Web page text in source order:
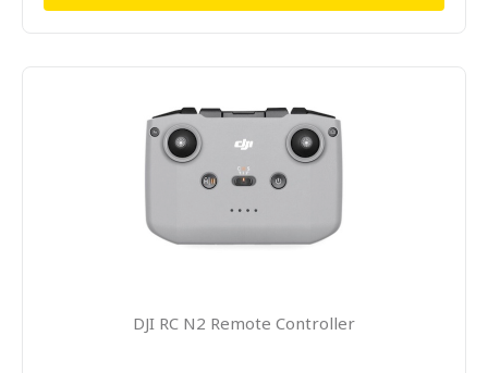
DJI RC N2 Remote Controller